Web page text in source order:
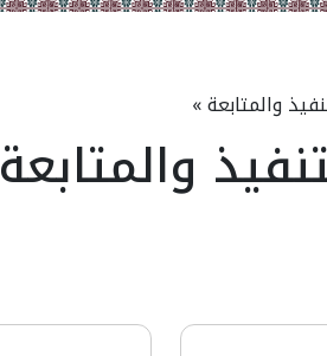
والمتابعة »
والمتابعة